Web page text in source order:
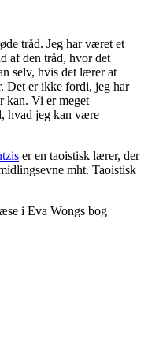
tråd. Jeg har været et
af den tråd, hvor det
selv, hvis det lærer at
Det er ikke fordi, jeg har
kan. Vi er meget
hvad jeg kan være
er en taoistisk lærer, der
mht. Taoistisk
i Eva Wongs bog